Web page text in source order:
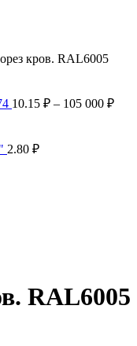
кров. RAL6005
10.15 ₽ – 105 000 ₽
2.80 ₽
RAL6005